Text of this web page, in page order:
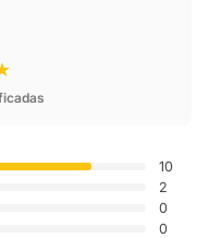
10
2
0
0